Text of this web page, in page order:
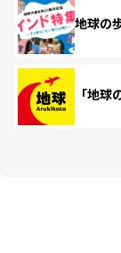
地球の
「地